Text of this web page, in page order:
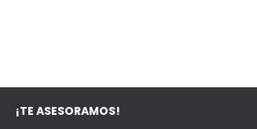
¡TE ASESORAMOS!